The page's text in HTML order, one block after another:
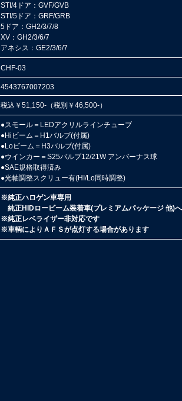
STI/4ドア： GVF/GVB
STI/5ドア： GRF/GRB
5ドア： GH2/3/7/8
XV： GH2/3/6/7
アネシス： GE2/3/6/7
CHF-03
4543767007203
税込 ￥51,150-（税別￥46,500-）
●スモール＝LEDアクリルラインチューブ
●Hiビーム＝H1バルブ(付属)
●Loビーム＝H3バルブ(付属)
●ウインカー＝S25バルブ12/21W アンバーナス球
●SAE規格取得済み
●光軸調整スクリュー有(HI/Lo同時調整)
※純正ハロゲン車専用
純正HIDロービーム装着車(プレミアムパッケージ 他)へ
※純正レベライザー非対応です
※車輌によりＡＦＳが点灯する場合があります